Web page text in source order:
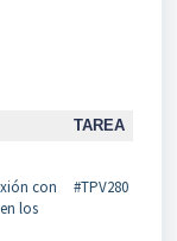
TAREA
con
los
#TPV280